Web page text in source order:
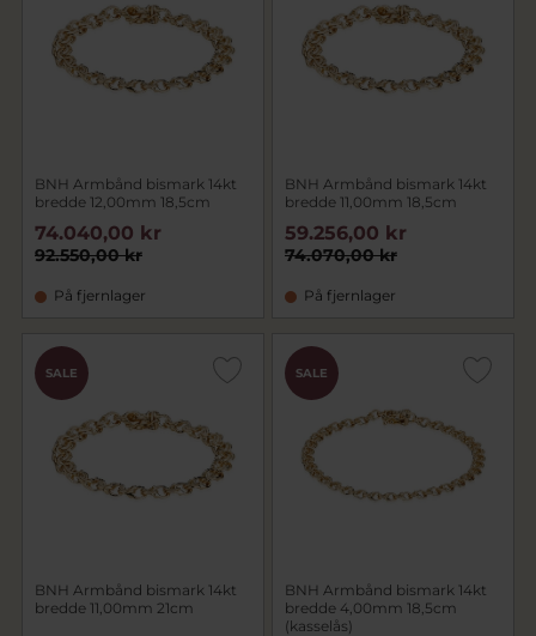
BNH Armbånd bismark 14kt
bredde 12,00mm 18,5cm
92.550,00 kr
74.040,00 kr
På fjernlager
BNH Armbånd bismark 14kt
bredde 11,00mm 18,5cm
74.070,00 kr
59.256,00 kr
På fjernlager
SALE
BNH Armbånd bismark 14kt
bredde 11,00mm 21cm
SALE
BNH Armbånd bismark 14kt
bredde 4,00mm 18,5cm
(kasselås)